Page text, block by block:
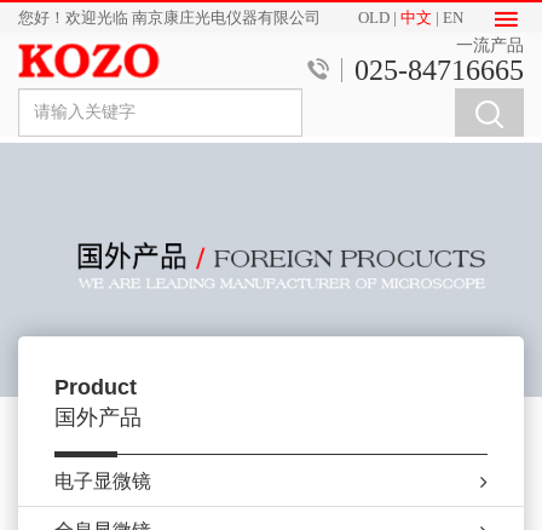
您好！欢迎光临 南京康庄光电仪器有限公司 OLD | 中文 | EN
一流产品
025-84716665
Product
国外产品
电子显微镜